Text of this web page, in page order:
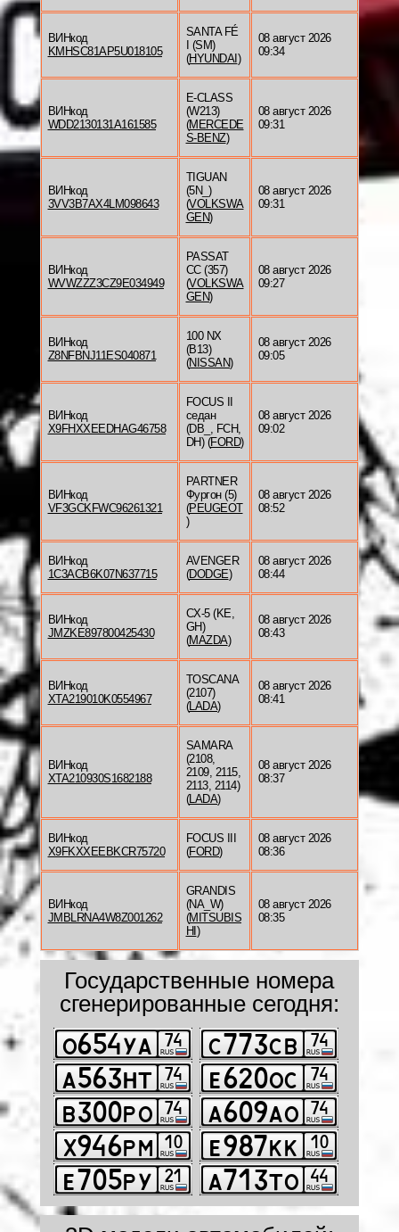
ВИНкод
KMHSC81AP5U018105
SANTA FÉ
I (SM)
(HYUNDAI )
08 август 2026
09:34
ВИНкод
WDD2130131A161585
E-CLASS
(W213)
(MERCEDE
S-BENZ)
08 август 2026
09:31
ВИНкод
3VV3B7AX4LM098643
TIGUAN
(5N_)
(VOLKSWA
GEN)
08 август 2026
09:31
ВИНкод
WVWZZZ3CZ9E034949
PASSAT
CC (357)
(VOLKSWA
GEN)
08 август 2026
09:27
ВИНкод
Z8NFBNJ11ES040871
100 NX
(B13)
(NISSAN)
08 август 2026
09:05
ВИНкод
X9FHXXEEDHAG46758
FOCUS II
седан
(DB_, FCH,
DH) (FORD)
08 август 2026
09:02
ВИНкод
VF3GCKFWC96261321
PARTNER
Фургон (5)
(PEUGEOT
)
08 август 2026
08:52
ВИНкод
1C3ACB6K07N637715
AVENGER
(DODGE)
08 август 2026
08:44
ВИНкод
JMZKE897800425430
CX-5 (KE,
GH)
(MAZDA)
08 август 2026
08:43
ВИНкод
XTA219010K0554967
TOSCANA
(2107)
(LADA)
08 август 2026
08:41
ВИНкод
XTA210930S1682188
SAMARA
(2108,
2109, 2115,
2113, 2114)
(LADA)
08 август 2026
08:37
ВИНкод
X9FKXXEEBKCR75720
FOCUS III
(FORD)
08 август 2026
08:36
ВИНкод
JMBLRNA4W8Z001262
GRANDIS
(NA_W)
(MITSUBIS
HI )
08 август 2026
08:35
Государственные номера
сгенерированные сегодня: